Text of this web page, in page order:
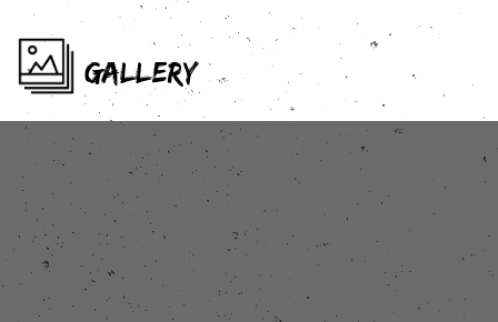
GALLERY